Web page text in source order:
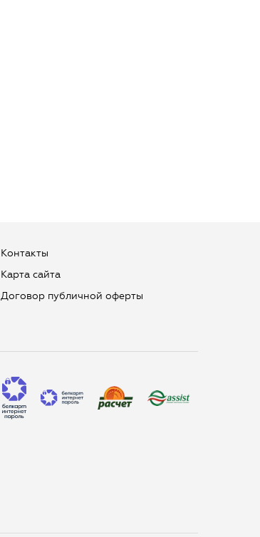
Контакты
Карта сайта
Договор публичной оферты